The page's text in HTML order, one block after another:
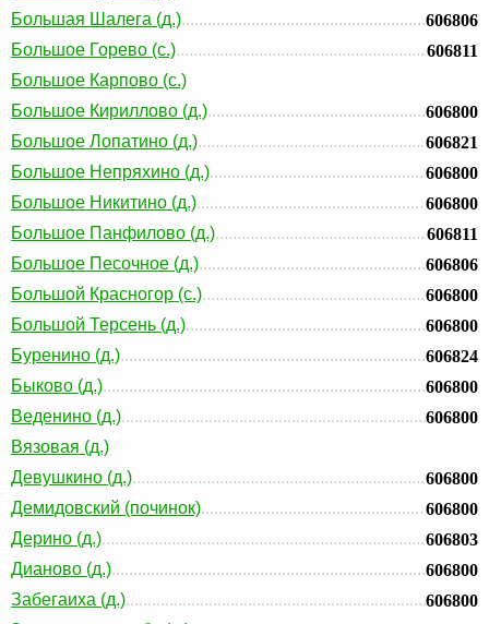
Большая Шалега (д.)
606806
Большое Горево (с.)
606811
Большое Карпово (с.)
Большое Кириллово (д.)
606800
Большое Лопатино (д.)
606821
Большое Непряхино (д.)
606800
Большое Никитино (д.)
606800
Большое Панфилово (д.)
606811
Большое Песочное (д.)
606806
Большой Красногор (с.)
606800
Большой Терсень (д.)
606800
Буренино (д.)
606824
Быково (д.)
606800
Веденино (д.)
606800
Вязовая (д.)
Девушкино (д.)
606800
Демидовский (починок)
606800
Дерино (д.)
606803
Дианово (д.)
606800
Забегаиха (д.)
606800